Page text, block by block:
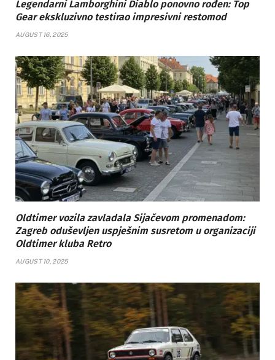
Legendarni Lamborghini Diablo ponovno rođen: Top
Gear ekskluzivno testirao impresivni restomod
AUGUST 16, 2025
Oldtimer vozila zavladala Sijačevom promenadom:
Zagreb oduševljen uspješnim susretom u organizaciji
Oldtimer kluba Retro
AUGUST 10, 2025